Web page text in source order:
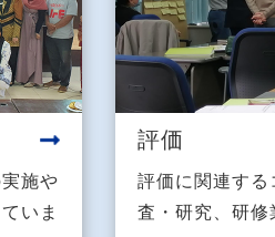
施や
いま
評価
評価に関連する
査・研究、研修